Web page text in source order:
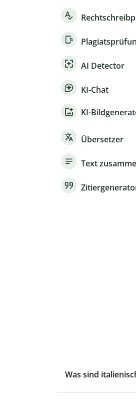
AI Detector
KI-Chat
KI-
Übersetzer
Text
Was sind